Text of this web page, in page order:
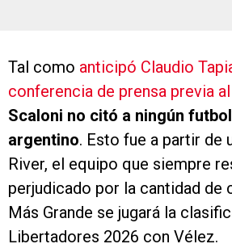
Tal como anticipó Claudio
conferencia de prensa previa
Scaloni no citó a ningún
argentino. Esto fue a partir de
River, el equipo que siempre
perjudicado por la cantidad de
Más Grande se jugará la
Libertadores 2026 con Vélez.